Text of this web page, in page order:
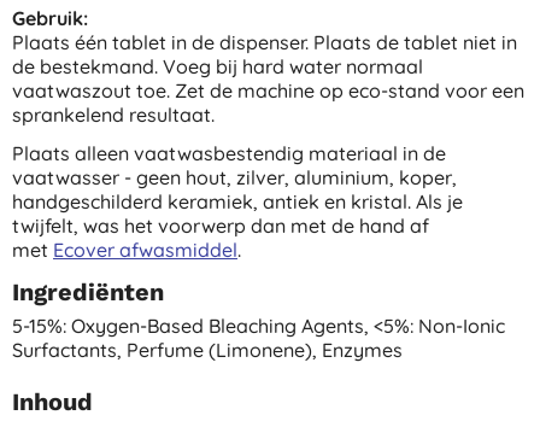
Gebruik:
Plaats één tablet in de dispenser. Plaats de tablet niet in
de bestekmand. Voeg bij hard water normaal
vaatwaszout toe. Zet de machine op eco-stand voor een
sprankelend resultaat.
Plaats alleen vaatwasbestendig materiaal in de
vaatwasser - geen hout, zilver, aluminium, koper,
handgeschilderd keramiek, antiek en kristal. Als je
twijfelt, was het voorwerp dan met de hand af
met Ecover afwasmiddel.
Ingrediënten
5-15%: Oxygen-Based Bleaching Agents, <5%: Non-Ionic
Surfactants, Perfume (limonene), Enzymes
Inhoud